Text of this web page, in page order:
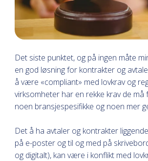
Det siste punktet, og på ingen måte
en god løsning for kontrakter og
å være «compliant» med lovkrav og
virksomheter har en rekke krav de må
noen bransjespesifikke og noen mer
Det å ha avtaler og kontrakter
på e-poster og til og med på
og digitalt), kan være i konflikt med